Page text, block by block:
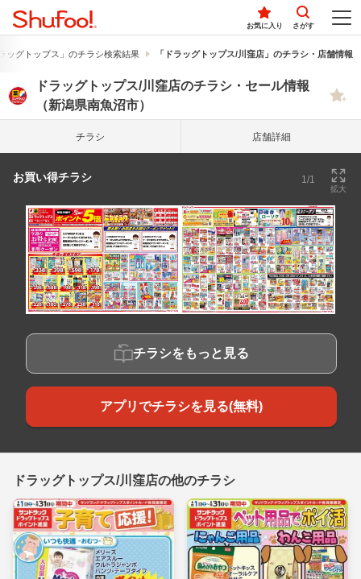
お気に入り さがす
ッグトップス」のチラシ検索結果 「ドラッグトップス/川窪店」のチラシ・店舗情報
ドラッグトップス/川窪店のチラシ・セール情報
（新潟県南魚沼市）
チラシ 店舗詳細
お買い得チラシ 1/1
拡大
チラシをもっと見る
アプリでチラシを見る(無料)
ドラッグトップス/川窪店の他のチラシ